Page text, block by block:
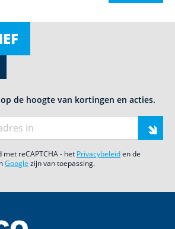
de hoogte van kortingen en acties.
reCAPTCHA - het Privacybeleiden de
Google zijn van toepassing.